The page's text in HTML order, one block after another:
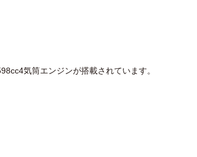
気筒エンジンが搭載されています。